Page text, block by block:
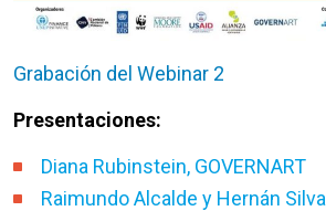
Grabación del Webinar 2
Presentaciones:
Diana Rubinstein, GOVERNART
Raimundo Alcalde y Hernán